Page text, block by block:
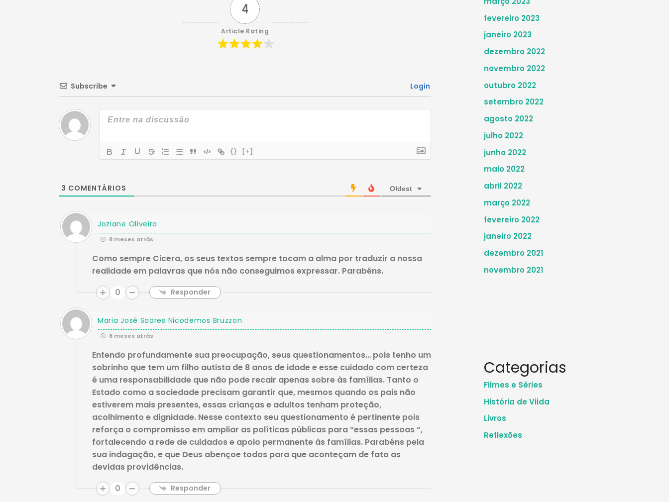
4
Article Rating
Subscribe Login
{} [+]
3 COMENTÁRIOS Oldest
Joziane Oliveira
8 meses atrás
Como sempre Cicera, os seus textos sempre tocam a alma por traduzir a nossa
realidade em palavras que nós não conseguimos expressar. Parabéns.
0
Responder
Maria José Soares Nicodemos Bruzzon
8 meses atrás
Entendo profundamente sua preocupação, seus questionamentos… pois tenho um
sobrinho que tem um filho autista de 8 anos de idade e esse cuidado com certeza
é uma responsabilidade que não pode recair apenas sobre às famílias. Tanto o
Estado como a sociedade precisam garantir que, mesmos quando os pais não
estiverem mais presentes, essas crianças e adultos tenham proteção,
acolhimento e dignidade. Nesse contexto seu questionamento é pertinente pois
reforça o compromisso em ampliar as políticas públicas para “essas pessoas “,
fortalecendo a rede de cuidados e apoio permanente às famílias. Parabéns pela
sua indagação, e que Deus abençoe todos para que aconteçam de fato as
devidas providências.
0
Responder
fevereiro 2023
janeiro 2023
dezembro 2022
novembro 2022
outubro 2022
setembro 2022
agosto 2022
julho 2022
junho 2022
maio 2022
abril 2022
março 2022
fevereiro 2022
janeiro 2022
dezembro 2021
novembro 2021
Categorias
Filmes e Séries
História de Viida
Livros
Reflexões